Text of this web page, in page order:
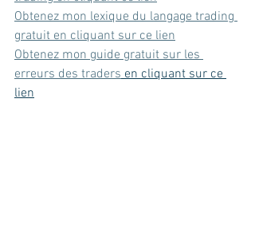
Obtenez mon lexique du langage trading
gratuit en cliquant sur ce lien
Obtenez mon guide gratuit sur les
erreurs des traders en cliquant sur ce
lien